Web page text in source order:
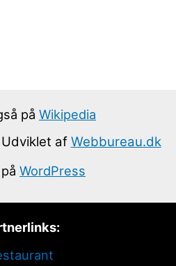
på Wikipedia
af Webbureau.dk
WordPress